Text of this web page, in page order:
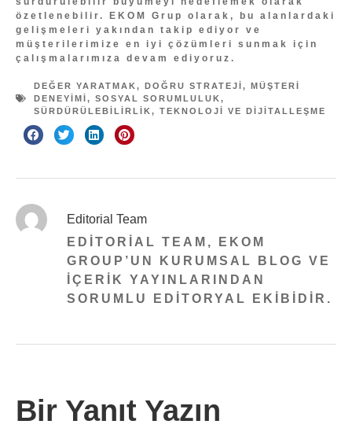
özetlenebilir. EKOM Grup olarak, bu alanlardaki
gelişmeleri yakından takip ediyor ve
müşterilerimize en iyi çözümleri sunmak için
çalışmalarımıza devam ediyoruz.
DEĞER YARATMAK, DOĞRU STRATEJI, MÜŞTERI
DENEYIMI, SOSYAL SORUMLULUK,
SÜRDÜRÜLEBILIRLIK, TEKNOLOJI VE DIJITALLEŞME
Editorial Team
EDITORIAL TEAM, EKOM
GROUP’UN KURUMSAL BLOG VE
IÇERIK YAYINLARINDAN
SORUMLU EDITORYAL EKIBIDIR.
Bir Yanıt Yazın